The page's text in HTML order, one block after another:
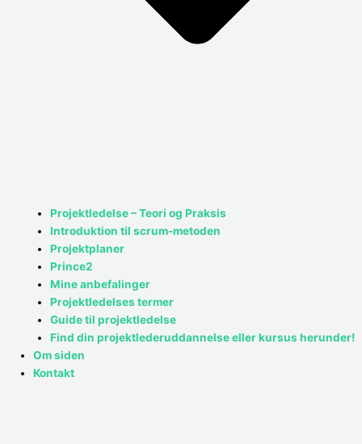
Projektledelse – Teori og Praksis
Introduktion til scrum-metoden
Projektplaner
Prince2
Mine anbefalinger
Projektledelses termer
Guide til projektledelse
Find din projektlederuddannelse eller kursus herunder!
Om siden
Kontakt